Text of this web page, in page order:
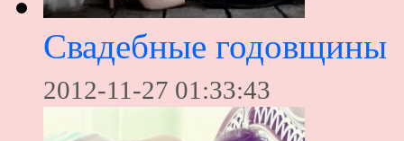
Свадебные годовщины
2012-11-27 01:33:43